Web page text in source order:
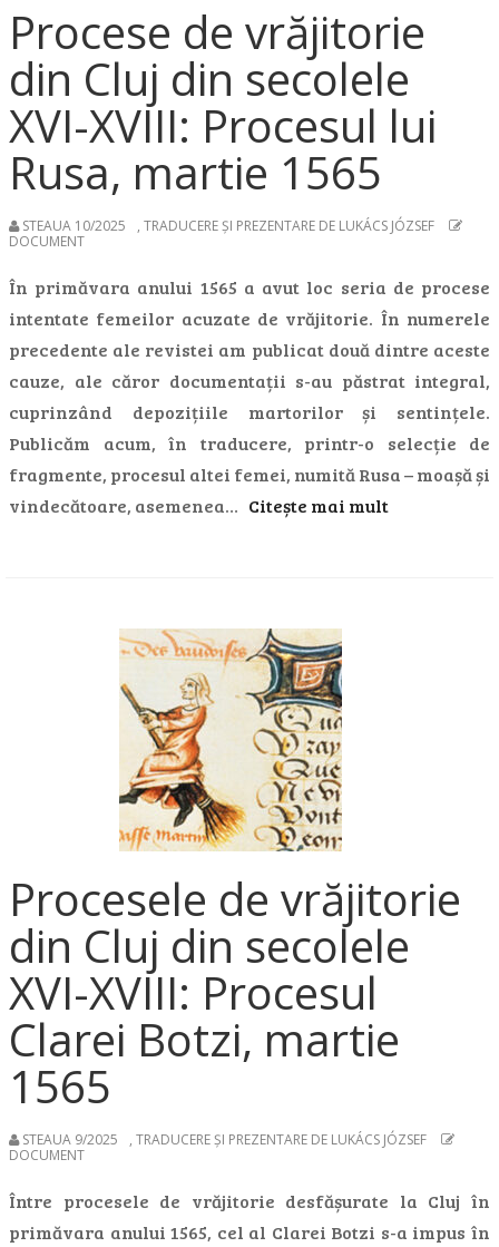
Procese de vrăjitorie
din Cluj din secolele
XVI-XVIII: Procesul lui
Rusa, martie 1565
STEAUA 10/2025 , TRADUCERE ȘI PREZENTARE DE LUKÁCS JÓZSEF
DOCUMENT
În primăvara anului 1565 a avut loc seria de procese
intentate femeilor acuzate de vrăjitorie. În numerele
precedente ale revistei am publicat două dintre aceste
cauze, ale căror documentații s-au păstrat integral,
cuprinzând depozițiile martorilor și sentințele.
Publicăm acum, în traducere, printr-o selecție de
fragmente, procesul altei femei, numită Rusa – moașă și
vindecătoare, asemenea… Citește mai mult
Procesele de vrăjitorie
din Cluj din secolele
XVI-XVIII: Procesul
Clarei Botzi, martie
1565
STEAUA 9/2025 , TRADUCERE ȘI PREZENTARE DE LUKÁCS JÓZSEF
DOCUMENT
Între procesele de vrăjitorie desfășurate la Cluj în
primăvara anului 1565, cel al Clarei Botzi s-a impus în